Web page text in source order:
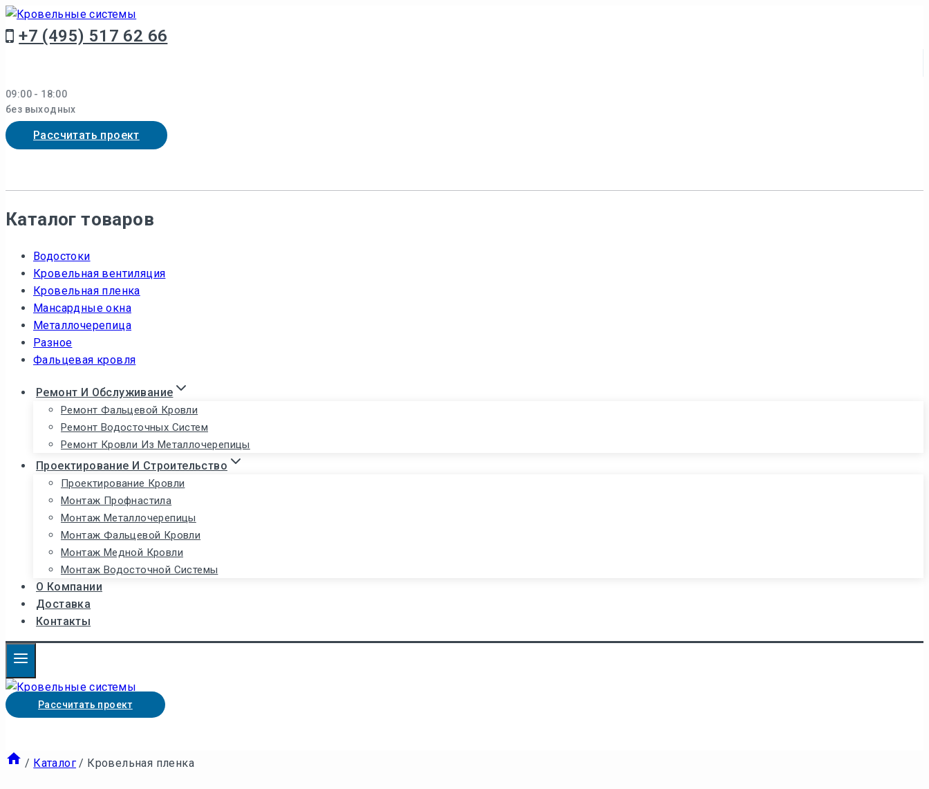
Перейти
к
контенту
+7 (495) 517 62 66
09:00 - 18:00
без выходных
Рассчитать проект
Каталог товаров
Водостоки
Кровельная вентиляция
Кровельная пленка
Мансардные окна
Металлочерепица
Разное
Фальцевая кровля
Ремонт И Обслуживание
Ремонт Фальцевой Кровли
Ремонт Водосточных Систем
Ремонт Кровли Из Металлочерепицы
Проектирование И Строительство
Проектирование Кровли
Монтаж Профнастила
Монтаж Металлочерепицы
Монтаж Фальцевой Кровли
Монтаж Медной Кровли
Монтаж Водосточной Системы
О Компании
Доставка
Контакты
Рассчитать проект
/ Каталог / Кровельная пленка